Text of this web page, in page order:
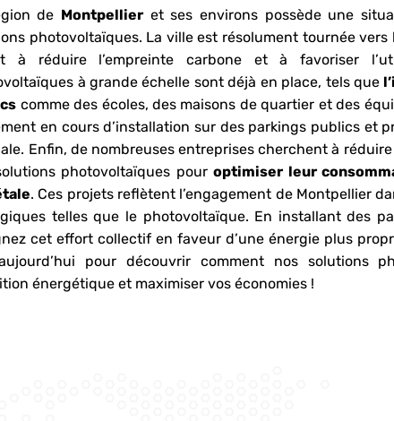
de Montpellier et ses environs possède une
photovoltaïques. La ville est résolument tournée
à réduire l’empreinte carbone et à favoriser
à grande échelle sont déjà en place, tels que
comme des écoles, des maisons de quartier et des
en cours d’installation sur des parkings publics et
Enfin, de nombreuses entreprises cherchent à
photovoltaïques pouroptimiser leur
. Ces projets reflètent l’engagement de Montpellier
telles que le photovoltaïque. En installant des
cet effort collectif en faveur d’une énergie plus
pour découvrir comment nos solutions
énergétique et maximiser vos économies !